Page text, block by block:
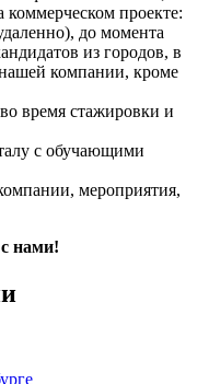
коммерческом проекте:
до момента
из городов, в
компании, кроме
время стажировки и
с обучающими
мероприятия,
нами!